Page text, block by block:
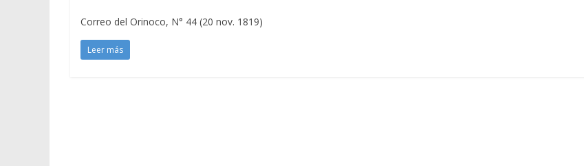
Correo del Orinoco, N° 44 (20 nov. 1819)
Leer más